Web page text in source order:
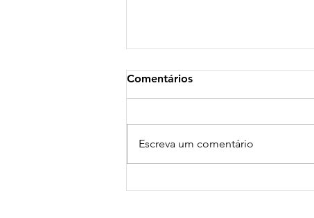
Comentários
Escreva um comentário